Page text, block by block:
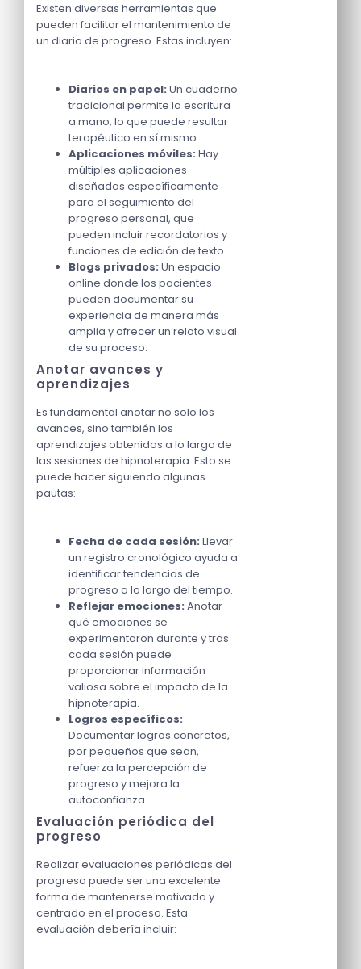
Existen diversas herramientas que
pueden facilitar el mantenimiento de
un diario de progreso. Estas incluyen:
Diarios en papel: Un cuaderno
tradicional permite la escritura
a mano, lo que puede resultar
terapéutico en sí mismo.
Aplicaciones móviles: Hay
múltiples aplicaciones
diseñadas específicamente
para el seguimiento del
progreso personal, que
pueden incluir recordatorios y
funciones de edición de texto.
Blogs privados: Un espacio
online donde los pacientes
pueden documentar su
experiencia de manera más
amplia y ofrecer un relato visual
de su proceso.
Anotar avances y
aprendizajes
Es fundamental anotar no solo los
avances, sino también los
aprendizajes obtenidos a lo largo de
las sesiones de hipnoterapia. Esto se
puede hacer siguiendo algunas
pautas:
Fecha de cada sesión: Llevar
un registro cronológico ayuda a
identificar tendencias de
progreso a lo largo del tiempo.
Reflejar emociones: Anotar
qué emociones se
experimentaron durante y tras
cada sesión puede
proporcionar información
valiosa sobre el impacto de la
hipnoterapia.
Logros específicos:
Documentar logros concretos,
por pequeños que sean,
refuerza la percepción de
progreso y mejora la
autoconfianza.
Evaluación periódica del
progreso
Realizar evaluaciones periódicas del
progreso puede ser una excelente
forma de mantenerse motivado y
centrado en el proceso. Esta
evaluación debería incluir: